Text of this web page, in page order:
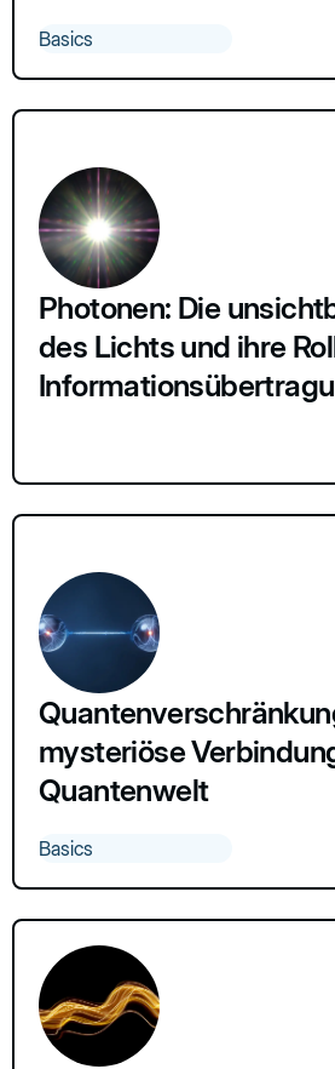
Basics
Photonen: Die
des Lichts und ihre
mysteriöse
Quantenwelt
Basics